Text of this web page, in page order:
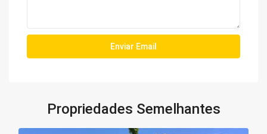
Propriedades Semelhantes